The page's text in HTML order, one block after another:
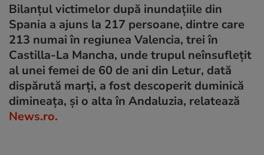
Bilanțul victimelor după inundațiile din
Spania a ajuns la 217 persoane, dintre care
213 numai în regiunea Valencia, trei în
Castilla-La Mancha, unde trupul neînsufleţit
al unei femei de 60 de ani din Letur, dată
dispărută marţi, a fost descoperit duminică
dimineaţa, şi o alta în Andaluzia, relatează
News.ro.